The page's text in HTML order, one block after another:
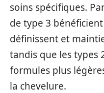
soins spécifiques.
de type 3
définissent et
tandis que les types
formules plus
la chevelure.